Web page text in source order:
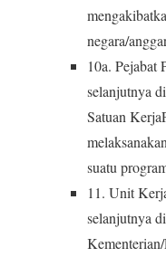
negara/
10a. Pejabat
selanjutnya
Satuan
suatu
11. Unit
selanjutnya